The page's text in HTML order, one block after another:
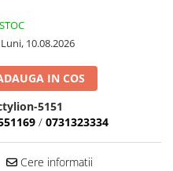
Luni, 10.08.2026
IN COS
5151
/ 0731323334
Cere informatii